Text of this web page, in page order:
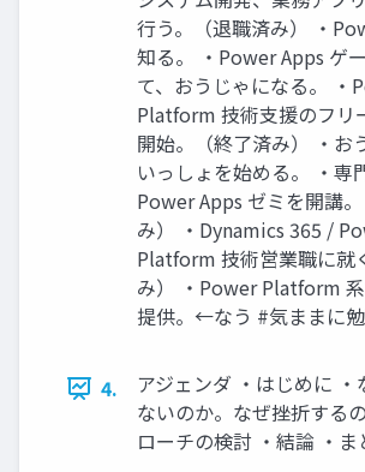
行う。（退職済み） ・
知る。 ・Power Apps ゲ
て、おうじゃになる。 ・
Platform 技術支援のフリ
開始。（終了済み） ・お
いっしょを始める。 ・専
Power Apps ゼミを開講
み） ・Dynamics 365 /
Platform 技術営業職に就
み） ・Power Platform
提供。←なう #気ままに
4.
アジェンダ ・はじめに ・
ないのか。なぜ挫折する
ローチの検討 ・結論 ・ま